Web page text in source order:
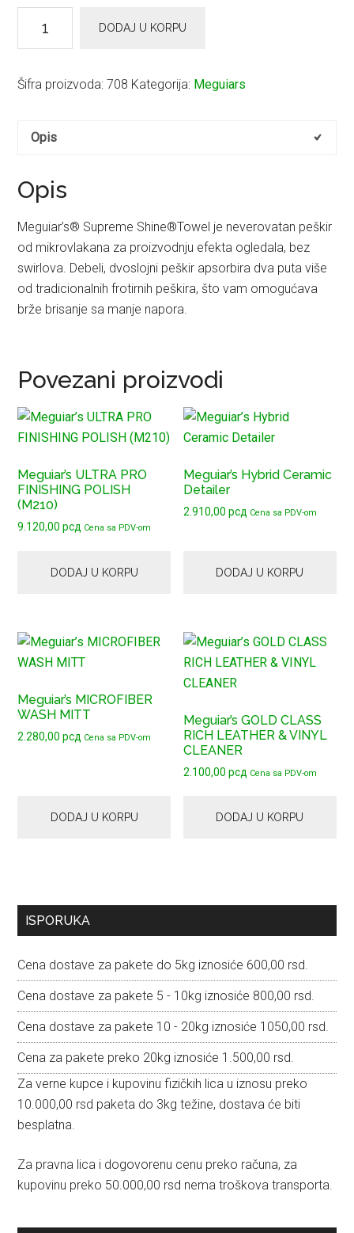
SUPREME
MICROFIBRE
DODAJ U KORPU
Šifra proizvoda:708 Kategorija: Meguiars
Opis
Opis
Meguiar’s® Supreme Shine®Towel je neverovatan peškir
od mikrovlakana za proizvodnju efekta ogledala, bez
swirlova. Debeli, dvoslojni peškir apsorbira dva puta više
od tradicionalnih frotirnih peškira, što vam omogućava
brže brisanje sa manje napora.
Povezani proizvodi
Meguiar’s ULTRA PRO
FINISHING POLISH
(M210)
9.120,00рсд Cena sa PDV-om
DODAJ U KORPU
Meguiar’s Hybrid Ceramic
Detailer
2.910,00рсд Cena sa PDV-om
DODAJ U KORPU
Meguiar’s MICROFIBER
WASH MITT
2.280,00рсд Cena sa PDV-om
DODAJ U KORPU
Meguiar’s GOLD CLASS
RICH LEATHER & VINYL
CLEANER
2.100,00рсд Cena sa PDV-om
DODAJ U KORPU
Primary
ISPORUKA
Cena dostave za pakete do 5kg iznosiće 600,00 rsd.
Cena dostave za pakete 5 - 10kg iznosiće 800,00 rsd.
Cena dostave za pakete 10 - 20kg iznosiće 1050,00 rsd.
Cena za pakete preko 20kg iznosiće 1.500,00 rsd.
Za verne kupce i kupovinu fizičkih lica u iznosu preko
10.000,00 rsd paketa do 3kg težine, dostava će biti
besplatna.
Za pravna lica i dogovorenu cenu preko računa, za
kupovinu preko 50.000,00 rsd nema troškova transporta.